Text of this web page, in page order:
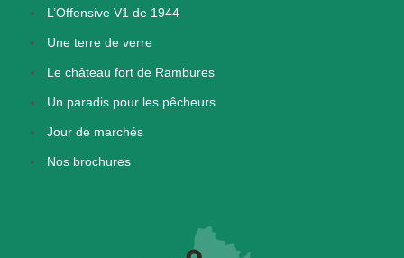
L’Offensive V1 de 1944
Une terre de verre
Le château fort de Rambures
Un paradis pour les pêcheurs
Jour de marchés
Nos brochures